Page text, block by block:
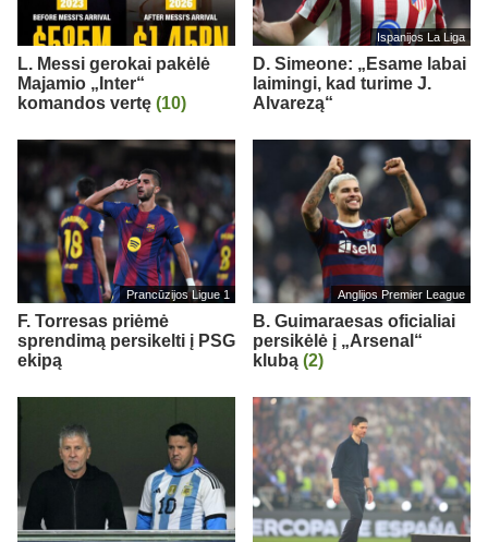
L. Messi gerokai pakėlė
Majamio „Inter“
komandos vertę (10)
Ispanijos La Liga
D. Simeone: „Esame labai
laimingi, kad turime J.
Alvarezą“
Prancūzijos Ligue 1
F. Torresas priėmė
sprendimą persikelti į PSG
ekipą
Anglijos Premier League
B. Guimaraesas oficialiai
persikėlė į „Arsenal“
klubą (2)